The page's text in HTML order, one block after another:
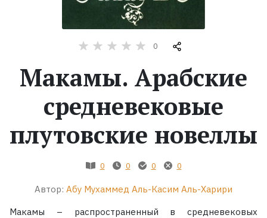
Экранизации
Коллекции
0
Макамы. Арабские
средневековые
плутовские новеллы
0 0 0 0
Автор: Абу Мухаммед Аль-Касим Аль-Харири
Макамы – распространенный в средневековых